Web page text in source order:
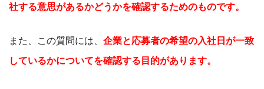
社する意思があるかどうかを確認するためのものです。
また、この質問には、 企業と応募者の希望の入社日が一致
しているかについてを確認する目的があります。